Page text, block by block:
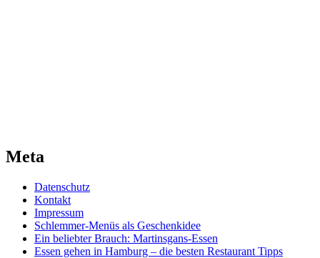
Meta
Datenschutz
Kontakt
Impressum
Schlemmer-Menüs als Geschenkidee
Ein beliebter Brauch: Martinsgans-Essen
Essen gehen in Hamburg – die besten Restaurant Tipps